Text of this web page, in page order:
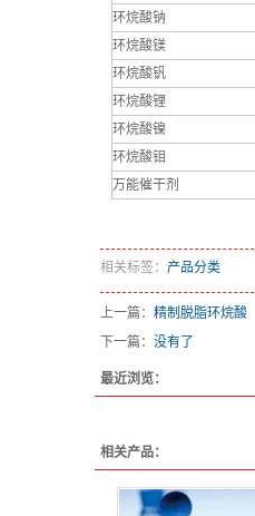
环烷酸钠
环烷酸镁
环烷酸钒
环烷酸锂
环烷酸镍
环烷酸钼
万能催干剂
相关标签： 产品分类
上一篇： 精制脱脂环烷酸
下一篇： 没有了
最近浏览：
相关产品：